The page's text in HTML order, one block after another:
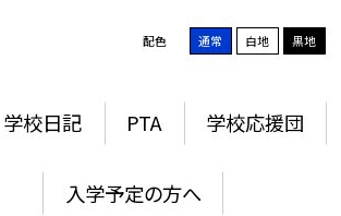
配色 通常 白地 黒地
学校日記 PTA 学校応援団
入学予定の方へ